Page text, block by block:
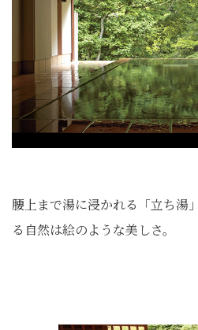
腰上まで湯に浸かれる「立ち湯
る自然は絵のような美しさ。